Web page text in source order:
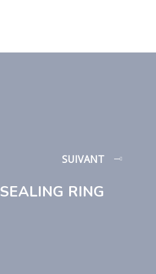
SUIVANT
SEALING RING